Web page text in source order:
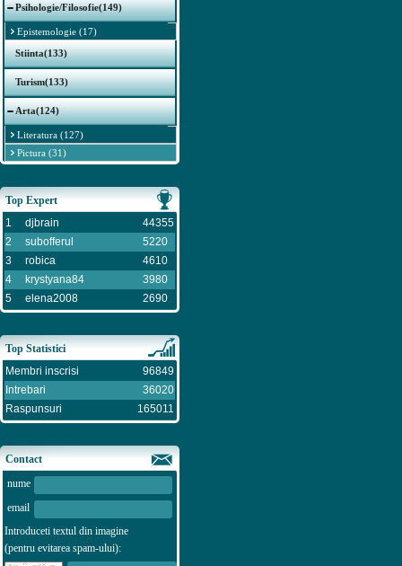
Psihologie/Filosofie(149)
Epistemologie (17)
Stiinta(133)
Turism(133)
Arta(124)
Literatura (127)
Pictura (31)
Top Expert
1
djbrain
44355
2
subofferul
5220
3
robica
4610
4
krystyana84
3980
5
elena2008 2690
Top Statistici
Membri inscrisi
96849
Intrebari
36020
Raspunsuri
165011
Contact
nume
email
Introduceti textul din imagine
(pentru evitarea spam-ului):